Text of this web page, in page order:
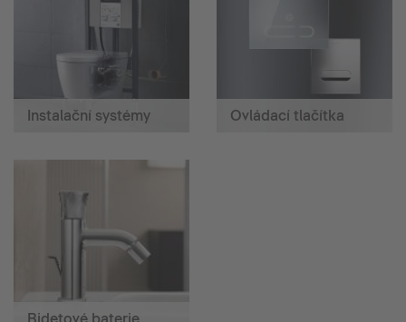
Instalační systémy Ovládací tlačítka
Bidetové baterie